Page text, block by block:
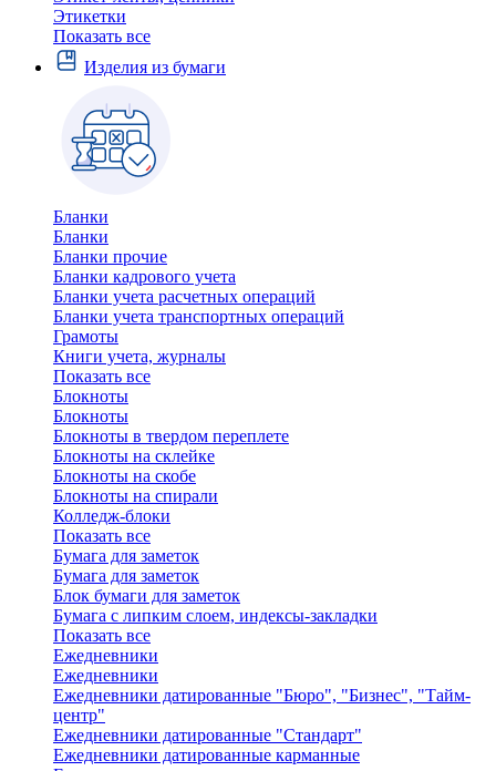
Этикетки
Показать все
Изделия из бумаги
Бланки
Бланки
Бланки прочие
Бланки кадрового учета
Бланки учета расчетных операций
Бланки учета транспортных операций
Грамоты
Книги учета, журналы
Показать все
Блокноты
Блокноты
Блокноты в твердом переплете
Блокноты на склейке
Блокноты на скобе
Блокноты на спирали
Колледж-блоки
Показать все
Бумага для заметок
Бумага для заметок
Блок бумаги для заметок
Бумага с липким слоем, индексы-закладки
Показать все
Ежедневники
Ежедневники
Ежедневники датированные "Бюро", "Бизнес", "Тайм-
центр"
Ежедневники датированные "Стандарт"
Ежедневники датированные карманные